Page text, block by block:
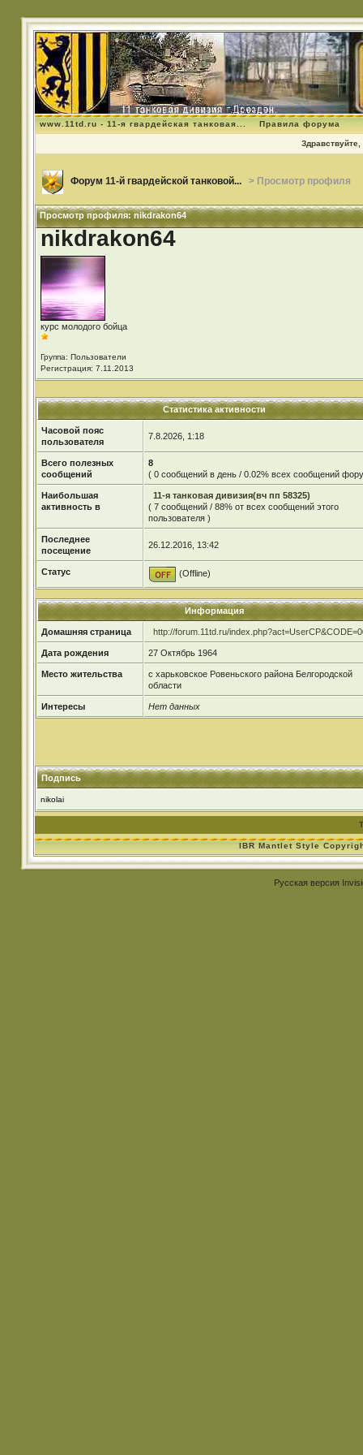
www.11td.ru - 11-я гвардейская танковая... Правила форума
Здравствуйте,
Форум 11-й гвардейской танковой... > Просмотр профиля
Просмотр профиля: nikdrakon64
nikdrakon64
курс молодого бойца
Группа: Пользователи
Регистрация: 7.11.2013
Статистика активности
Часовой пояс
пользователя
7.8.2026, 1:18
Всего полезных
сообщений
8
( 0 сообщений в день / 0.02% всех сообщений
Наибольшая
активность в
11-я танковая дивизия(вч пп 58325)
( 7 сообщений / 88% от всех сообщений этого
пользователя )
Последнее
посещение
26.12.2016, 13:42
Статус (Offline)
Информация
Домашняя страница http://forum.11td.ru/
Дата рождения 27 Октябрь 1964
Место жительства
с харьковское Ровеньского района Белгородской
области
Интересы Нет данных
Подпись
nikolai
IBR Mantlet Style
Русская версия